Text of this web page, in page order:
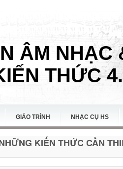
ÂM NHẠC
THỨC
GIÁO TRÌNH NHẠC CỤ HS
KIẾN THỨC CẦN